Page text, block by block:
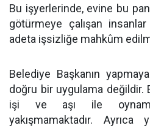
Bu işyerlerinde, evine bu
götürmeye çalışan
adeta işsizliğe mahkûm
Belediye Başkanın
doğru bir uygulama değildir.
işi ve aşı ile
yakışmamaktadır. Ayrıca